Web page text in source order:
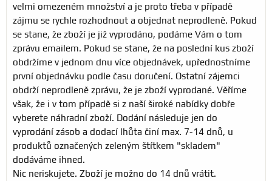
velmi omezeném množství a je proto třeba v případě
zájmu se rychle rozhodnout a objednat neprodleně. Pokud
se stane, že zboží je již vyprodáno, podáme Vám o tom
zprávu emailem. Pokud se stane, že na poslední kus zboží
obdržíme v jednom dnu více objednávek, upřednostníme
první objednávku podle času doručení. Ostatní zájemci
obdrží neprodleně zprávu, že je zboží vyprodané. Věříme
však, že i v tom případě si z naší široké nabídky dobře
vyberete náhradní zboží. Dodání následuje jen do
vyprodání zásob a dodací lhůta činí max. 7-14 dnů, u
produktů označených zeleným štítkem "skladem"
dodáváme ihned.
Nic neriskujete. Zboží je možno do 14 dnů vrátit.